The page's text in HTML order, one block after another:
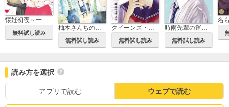
懐妊初夜～一途な社長は求愛の手を緩めない～
無料試し読み
柚木さんちの四兄弟。
無料試し読み
クイーンズ・クオリティ
無料試し読み
時雨先輩の運命の人
無料試し読み
読み方を選択
アプリで読む ウェブで読む